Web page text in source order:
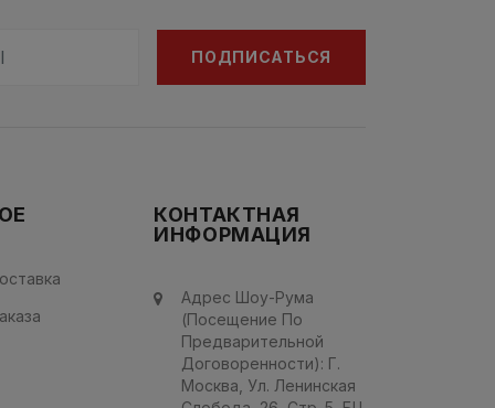
ПОДПИСАТЬСЯ
КОНТАКТНАЯ
ИНФОРМАЦИЯ
Адрес Шоу-Рума
(посещение По
Предварительной
Договоренности): Г.
Mocква, Ул. Ленинская